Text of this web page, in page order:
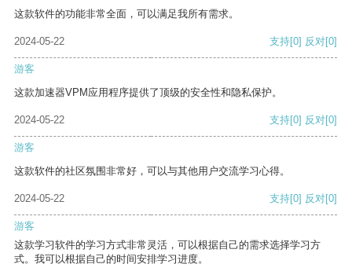
这款软件的功能非常全面，可以满足我所有需求。
2024-05-22 支持[0] 反对[0]
游客
这款加速器VPM应用程序提供了顶级的安全性和隐私保护。
2024-05-22 支持[0] 反对[0]
游客
这款软件的社区氛围非常好，可以与其他用户交流学习心得。
2024-05-22 支持[0] 反对[0]
游客
这款学习软件的学习方式非常灵活，可以根据自己的需求选择学习方
式。我可以根据自己的时间安排学习进度。